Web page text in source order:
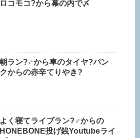
ロコモコ?から幕の内で〆
朝ラン?‍♂️から車のタイヤ?パン
クからの赤辛てりやき?
よく寝てライブラン?‍♂️からの
HONEBONE投げ銭Youtubeライ